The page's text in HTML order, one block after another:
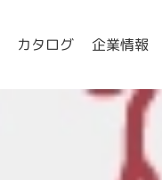
カタログ 企業情報